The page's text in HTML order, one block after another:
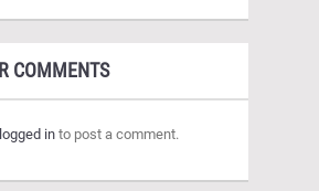
COMMENTS
logged in to post a comment.